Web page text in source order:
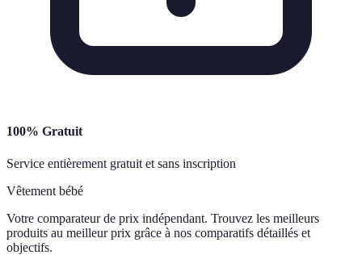
100% Gratuit
Service entièrement gratuit et sans inscription
Vêtement bébé
Votre comparateur de prix indépendant. Trouvez les meilleurs
produits au meilleur prix grâce à nos comparatifs détaillés et
objectifs.